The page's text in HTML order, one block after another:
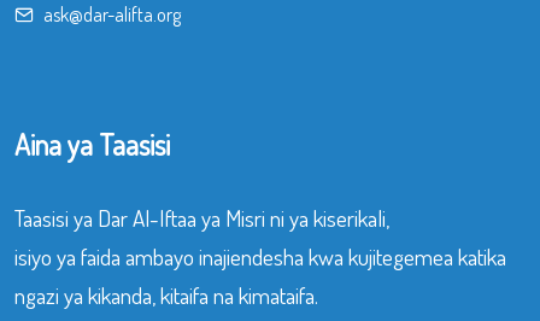
ask@dar-alifta.org
Aina ya Taasisi
Taasisi ya Dar Al-Iftaa ya Misri ni ya kiserikali,
isiyo ya faida ambayo inajiendesha kwa kujitegemea katika
ngazi ya kikanda, kitaifa na kimataifa.